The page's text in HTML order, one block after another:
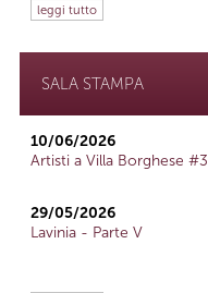
leggi tutto
SALA STAMPA
10/06/2026
Artisti a Villa Borghese #3
29/05/2026
Lavinia - Parte V